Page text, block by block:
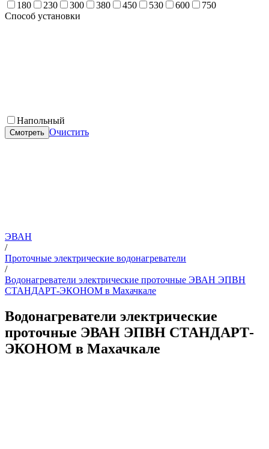
180 230 300 380 450 530 600
750
Способ установки
Напольный
Смотреть Очистить
ЭВАН
/
Проточные электрические водонагреватели
/
Водонагреватели электрические проточные ЭВАН ЭПВН
СТАНДАРТ-ЭКОНОМ в Махачкале
Водонагреватели электрические
проточные ЭВАН ЭПВН СТАНДАРТ-
ЭКОНОМ в Махачкале